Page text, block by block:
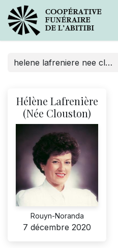
Hélène Lafrenière
(Née Clouston)
Rouyn-Noranda
7 décembre 2020